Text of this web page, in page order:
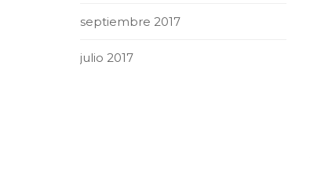
septiembre 2017
julio 2017